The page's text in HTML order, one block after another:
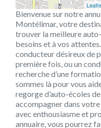
Bienvenue sur notre
Montélimar, votre
trouver la meilleure
besoins et à vos
conducteur désireux de
première fois, ou un
recherche d’une
sommes là pour vous
regorge d’auto-écoles
accompagner dans
avec enthousiasme et
annuaire, vous pourrez